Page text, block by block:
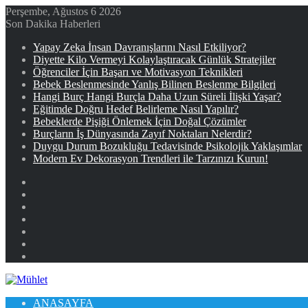
Perşembe, Ağustos 6 2026
Son Dakika Haberleri
Yapay Zeka İnsan Davranışlarını Nasıl Etkiliyor?
Diyette Kilo Vermeyi Kolaylaştıracak Günlük Stratejiler
Öğrenciler İçin Başarı ve Motivasyon Teknikleri
Bebek Beslenmesinde Yanlış Bilinen Beslenme Bilgileri
Hangi Burç Hangi Burçla Daha Uzun Süreli İlişki Yaşar?
Eğitimde Doğru Hedef Belirleme Nasıl Yapılır?
Bebeklerde Pişiği Önlemek İçin Doğal Çözümler
Burçların İş Dünyasında Zayıf Noktaları Nelerdir?
Duygu Durum Bozukluğu Tedavisinde Psikolojik Yaklaşımlar
Modern Ev Dekorasyon Trendleri ile Tarzınızı Kurun!
ANASAYFA